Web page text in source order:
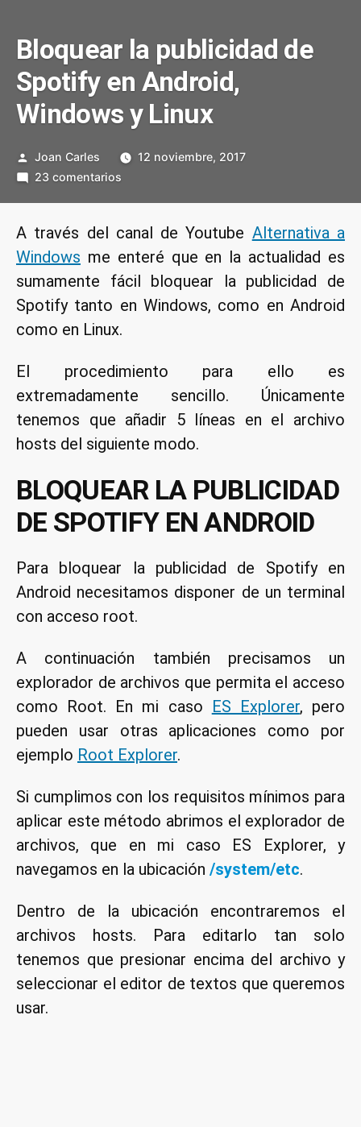
Bloquear la publicidad de
Spotify en Android,
Windows y Linux
Publicado
por
Joan Carles
12 noviembre, 2017
23 comentarios
publicidad
de
Spotify
Windows
Linux
A través del canal de Youtube Alternativa a
Windows me enteré que en la actualidad es
sumamente fácil bloquear la publicidad de
Spotify tanto en Windows, como en Android
como en Linux.
El procedimiento para ello es
extremadamente sencillo. Únicamente
tenemos que añadir 5 líneas en el archivo
hosts del siguiente modo.
BLOQUEAR LA PUBLICIDAD
DE SPOTIFY EN ANDROID
Para bloquear la publicidad de Spotify en
Android necesitamos disponer de un terminal
con acceso root.
A continuación también precisamos un
explorador de archivos que permita el acceso
como Root. En mi caso ES Explorer, pero
pueden usar otras aplicaciones como por
ejemplo Root Explorer.
Si cumplimos con los requisitos mínimos para
aplicar este método abrimos el explorador de
archivos, que en mi caso ES Explorer, y
navegamos en la ubicación /system/etc.
Dentro de la ubicación encontraremos el
archivos hosts. Para editarlo tan solo
tenemos que presionar encima del archivo y
seleccionar el editor de textos que queremos
usar.